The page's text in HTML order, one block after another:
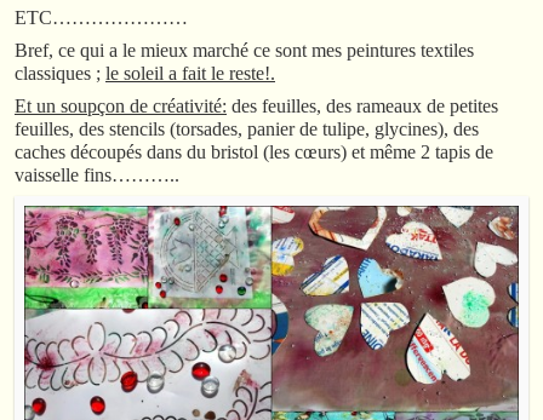
ETC…………………
Bref, ce qui a le mieux marché ce sont mes peintures textiles
classiques ; le soleil a fait le reste!.
Et un soupçon de créativité: des feuilles, des rameaux de petites
feuilles, des stencils (torsades, panier de tulipe, glycines), des
caches découpés dans du bristol (les cœurs) et même 2 tapis de
vaisselle fins………..